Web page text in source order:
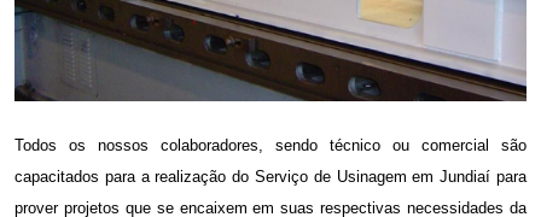
Todos os nossos colaboradores, sendo técnico ou comercial são
capacitados para a realização do Serviço de Usinagem em Jundiaí para
prover projetos que se encaixem em suas respectivas necessidades da